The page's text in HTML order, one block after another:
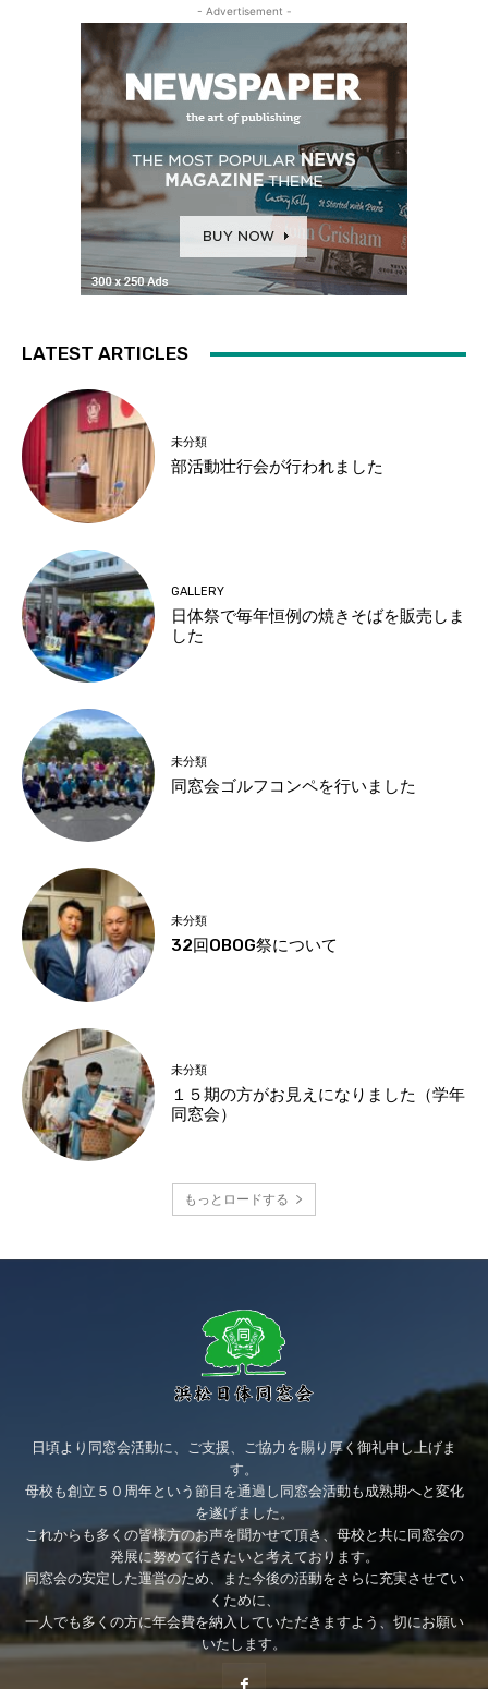
- Advertisement -
LATEST ARTICLES
未分類
部活動壮行会が行われました
GALLERY
日体祭で毎年恒例の焼きそばを販売しま
した
未分類
同窓会ゴルフコンペを行いました
未分類
32回OBOG祭について
未分類
１５期の方がお見えになりました（学年
同窓会）
もっとロードする
日頃より同窓会活動に、ご支援、ご協力を賜り厚く御礼申し上げま
す。
母校も創立５０周年という節目を通過し同窓会活動も成熟期へと変化
を遂げました。
これからも多くの皆様方のお声を聞かせて頂き、母校と共に同窓会の
発展に努めて行きたいと考えております。
同窓会の安定した運営のため、また今後の活動をさらに充実させてい
くために、
一人でも多くの方に年会費を納入していただきますよう、切にお願い
いたします。